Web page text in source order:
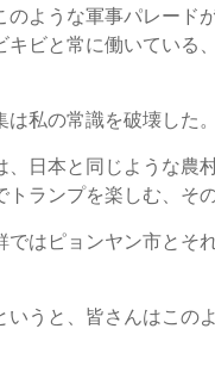
のような軍事パレード
キビと常に働いている
私の常識を破壊した。
、日本と同じような農
トランプを楽しむ、そ
ではピョンヤン市とそ
いうと、皆さんはこの